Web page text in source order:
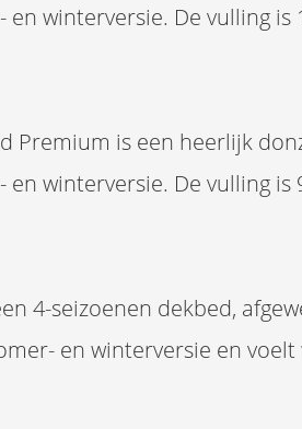
winterversie. De vulling is
Premium is een heerlijk
en winterversie. De vulling is
4-seizoenen dekbed,
en winterversie en